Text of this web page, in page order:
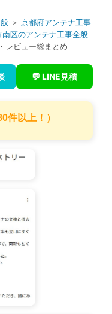
＞ 京都府アンテナ工事
南区のアンテナ工事全般
レビュー総まとめ
💬 LINE見積
件以上！）